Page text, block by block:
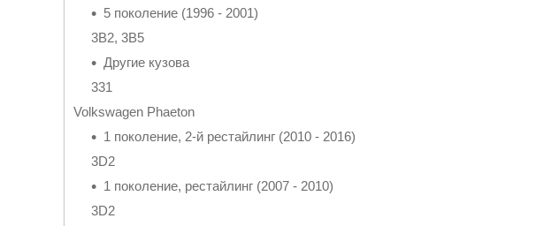
5 поколение (1996 - 2001)
3B2, 3B5
Другие кузова
331
Volkswagen Phaeton
1 поколение, 2-й рестайлинг (2010 - 2016)
3D2
1 поколение, рестайлинг (2007 - 2010)
3D2